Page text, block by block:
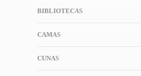
BIBLIOTECAS
CAMAS
CUNAS